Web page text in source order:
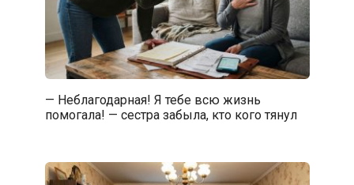
— Неблагодарная! Я тебе всю жизнь
помогала! — сестра забыла, кто кого тянул